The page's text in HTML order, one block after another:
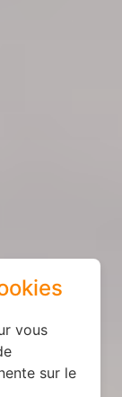
vous
sur le